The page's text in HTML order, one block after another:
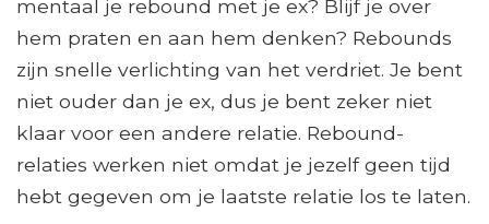
mentaal je rebound met je ex? Blijf je over
hem praten en aan hem denken? Rebounds
zijn snelle verlichting van het verdriet. Je bent
niet ouder dan je ex, dus je bent zeker niet
klaar voor een andere relatie. Rebound-
relaties werken niet omdat je jezelf geen tijd
hebt gegeven om je laatste relatie los te laten.